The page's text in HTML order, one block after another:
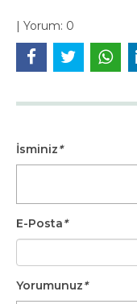
| Yorum: 0
İsminiz*
E-Posta*
Yorumunuz*